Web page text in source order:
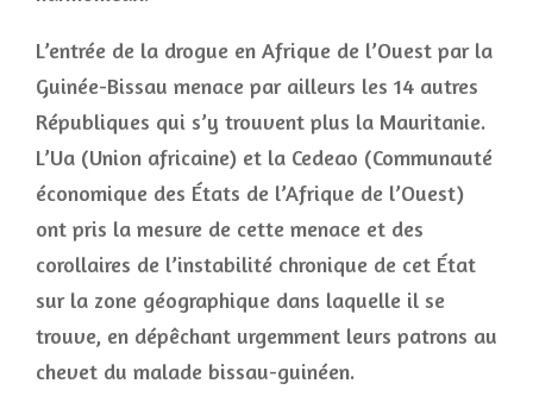
L’entrée de la drogue en Afrique de l’Ouest par la
Guinée-Bissau menace par ailleurs les 14 autres
Républiques qui s’y trouvent plus la Mauritanie.
L’Ua (Union africaine) et la Cedeao (Communauté
économique des États de l’Afrique de l’Ouest)
ont pris la mesure de cette menace et des
corollaires de l’instabilité chronique de cet État
sur la zone géographique dans laquelle il se
trouve, en dépêchant urgemment leurs patrons au
chevet du malade bissau-guinéen.